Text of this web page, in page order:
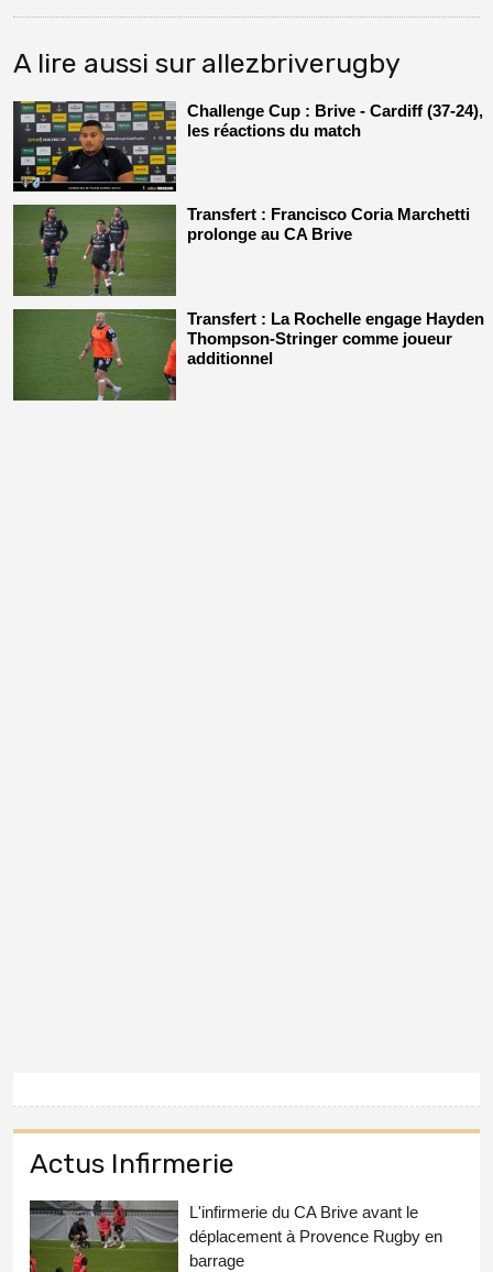
A lire aussi sur allezbriverugby
Challenge Cup : Brive - Cardiff (37-24),
les réactions du match
Transfert : Francisco Coria Marchetti
prolonge au CA Brive
Transfert : La Rochelle engage Hayden
Thompson-Stringer comme joueur
additionnel
Actus Infirmerie
L'infirmerie du CA Brive avant le
déplacement à Provence Rugby en
barrage